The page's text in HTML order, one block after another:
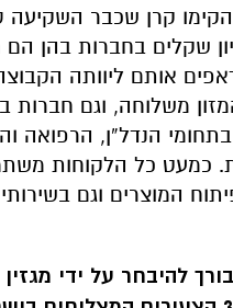
קרן שכבר השקיעה
מיליון שקלים בחברות בהן
אותם ליוותה
משלוחה, וגם חברות
הנדל”ן, הרפואה
כמעט כל הלקוחות
המוצרים וגם
להיבחר על ידי